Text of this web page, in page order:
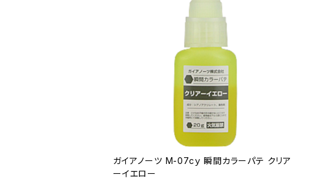
ガイアノーツ M-07cｙ 瞬間カラーパテ クリア
ーイエロー